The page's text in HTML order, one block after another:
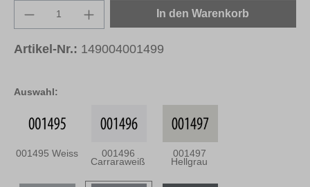
Auswahl:
001495 Weiss 001496
Carraraweiß
001497
Hellgrau
Produkt Anzahl: Gib den gewünschten
In den Warenkorb
Artikel-Nr.: 149004001499